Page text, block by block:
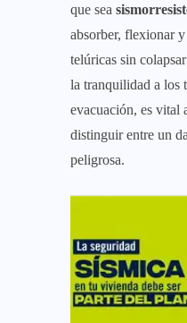
que sea
absorber, flexionar
telúricas sin
la tranquilidad a los
evacuación, es vital
distinguir entre un
peligrosa.